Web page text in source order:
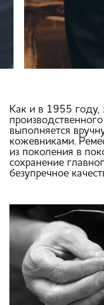
Как и в 1955 году,
выполняется
кожевниками.
из поколения в
сохранение
безупречное